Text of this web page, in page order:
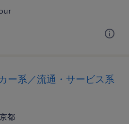
ー系／流通・サービス系
都